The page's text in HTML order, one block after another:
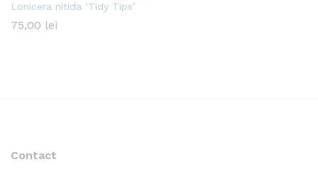
Lonicera nitida ‘Tidy Tips’
75,00 lei
Contact